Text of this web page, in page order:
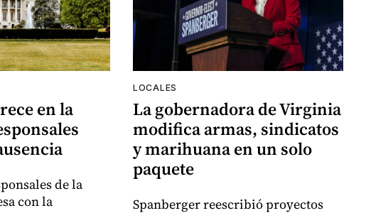
en la
de la
con la
LOCALES
La gobernadora de Virginia
modifica armas, sindicatos
y marihuana en un solo
paquete
Spanberger reescribió proyectos